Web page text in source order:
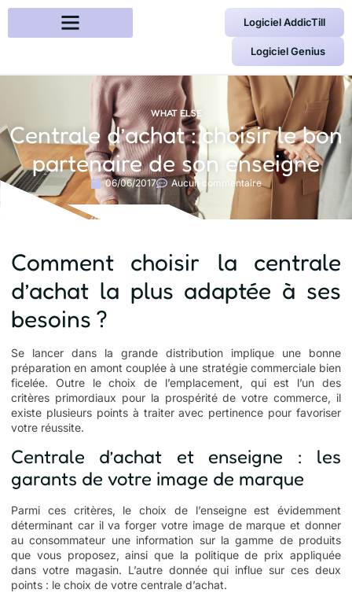
Logiciel AddicTill
Logiciel Genius
WHAT ELSE
Centrale d’achat : choisir le bon
partenaire de son enseigne
06/06/2017 Aucun commentaire
Comment choisir la centrale
d’achat la plus adaptée à ses
besoins ?
Se lancer dans la grande distribution implique une bonne
préparation en amont couplée à une stratégie commerciale bien
ficelée. Outre le choix de l’emplacement, qui est l’un des
critères primordiaux pour la prospérité de votre commerce, il
existe plusieurs points à traiter avec pertinence pour favoriser
votre réussite.
Centrale d’achat et enseigne : les
garants de votre image de marque
Parmi ces critères, le choix de l’enseigne est évidemment
déterminant car il va forger votre image de marque et donner
au consommateur une information sur la gamme de produits
que vous proposez, ainsi que la politique de prix appliquée
dans votre magasin. L’autre donnée qui influe sur ces deux
points : le choix de votre centrale d’achat.